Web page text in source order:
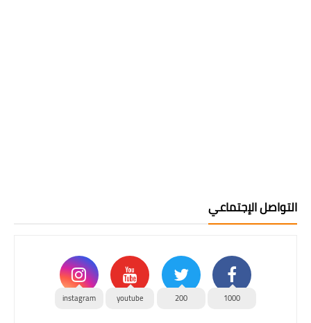
التواصل الإجتماعي
1000
200
youtube
instagram